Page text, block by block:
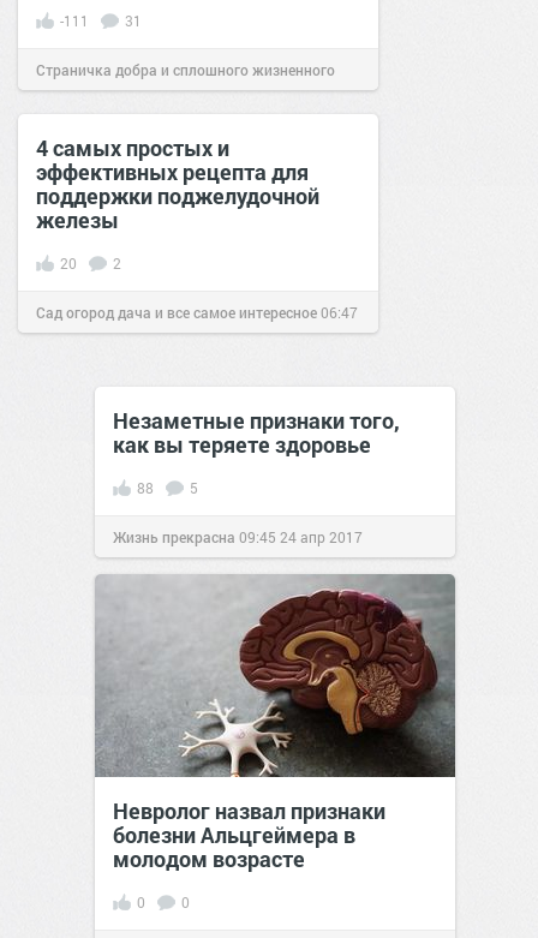
-111 31
Страничка добра и сплошного жизненного
позитива!20:0504 июл 2018
4 самых простых и
эффективных рецепта для
поддержки поджелудочной
железы
20 2
Сад огород дача и все самое интересное06:47
Незаметные признаки того,
как вы теряете здоровье
88 5
Жизнь прекрасна 09:45 24 апр 2017
Невролог назвал признаки
болезни Альцгеймера в
молодом возрасте
0 0